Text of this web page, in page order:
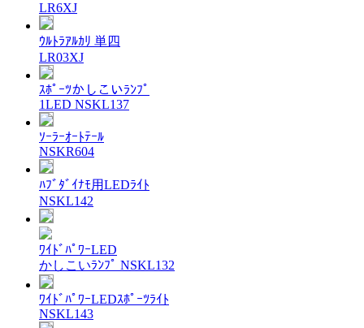
LR6XJ
ｳﾙﾄﾗｱﾙｶﾘ 単四
LR03XJ
ｽﾎﾟｰﾂかしこいﾗﾝﾌﾟ
1LED NSKL137
ｿｰﾗｰｵｰﾄﾃｰﾙ
NSKR604
ﾊﾌﾞﾀﾞｲﾅﾓ用LEDﾗｲﾄ
NSKL142
ﾜｲﾄﾞﾊﾟﾜｰLED
かしこいﾗﾝﾌﾟ NSKL132
ﾜｲﾄﾞﾊﾟﾜｰLEDｽﾎﾟｰﾂﾗｲﾄ
NSKL143